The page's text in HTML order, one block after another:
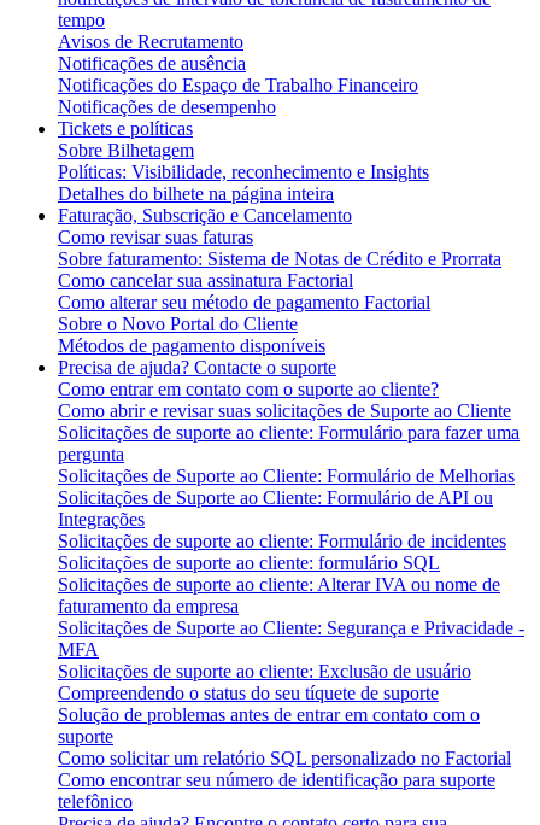
tempo
Avisos de Recrutamento
Notificações de ausência
Notificações do Espaço de Trabalho Financeiro
Notificações de desempenho
Tickets e políticas
Sobre Bilhetagem
Políticas: Visibilidade, reconhecimento e Insights
Detalhes do bilhete na página inteira
Faturação, Subscrição e Cancelamento
Como revisar suas faturas
Sobre faturamento: Sistema de Notas de Crédito e Prorrata
Como cancelar sua assinatura Factorial
Como alterar seu método de pagamento Factorial
Sobre o Novo Portal do Cliente
Métodos de pagamento disponíveis
Precisa de ajuda? Contacte o suporte
Como entrar em contato com o suporte ao cliente?
Como abrir e revisar suas solicitações de Suporte ao Cliente
Solicitações de suporte ao cliente: Formulário para fazer uma
pergunta
Solicitações de Suporte ao Cliente: Formulário de Melhorias
Solicitações de Suporte ao Cliente: Formulário de API ou
Integrações
Solicitações de suporte ao cliente: Formulário de incidentes
Solicitações de suporte ao cliente: formulário SQL
Solicitações de suporte ao cliente: Alterar IVA ou nome de
faturamento da empresa
Solicitações de Suporte ao Cliente: Segurança e Privacidade -
MFA
Solicitações de suporte ao cliente: Exclusão de usuário
Compreendendo o status do seu tíquete de suporte
Solução de problemas antes de entrar em contato com o
suporte
Como solicitar um relatório SQL personalizado no Factorial
Como encontrar seu número de identificação para suporte
telefônico